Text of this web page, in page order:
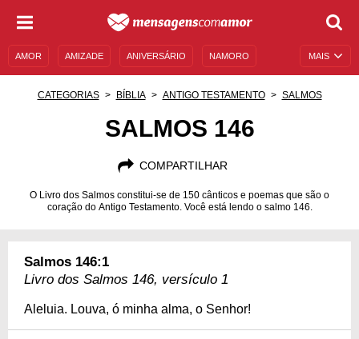
MAIS
AMOR AMIZADE ANIVERSÁRIO NAMORO
CATEGORIAS BÍBLIA ANTIGO TESTAMENTO SALMOS
SALMOS 146
COMPARTILHAR
O Livro dos Salmos constitui-se de 150 cânticos e poemas que são o
coração do Antigo Testamento. Você está lendo o salmo 146.
Salmos 146:1
Livro dos Salmos 146, versículo 1
Aleluia. Louva, ó minha alma, o Senhor!